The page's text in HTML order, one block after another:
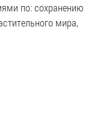
по: сохранению
мира,